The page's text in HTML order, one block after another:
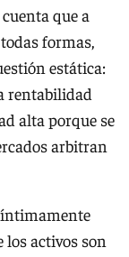
que a
formas,
estática:
rentabilidad
alta porque se
arbitran
íntimamente
activos son